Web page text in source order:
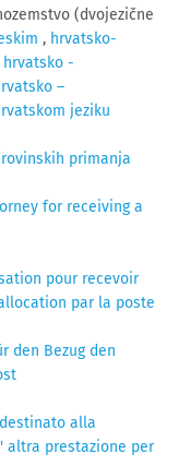
(dvojezične
, hrvatsko-
hrvatsko -
–
jeziku
primanja
for receiving a
pour recevoir
par la poste
den Bezug den
alla
altra prestazione per